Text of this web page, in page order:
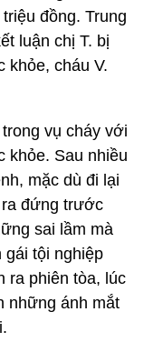
đồng. Trung
luận chị T. bị
khỏe, cháu V.
vụ cháy với
khỏe. Sau nhiều
mặc dù đi lại
đứng trước
sai lầm mà
gái tội nghiệp
ra phiên tòa, lúc
những ánh mắt